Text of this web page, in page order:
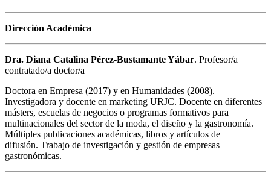
Dirección Académica
Dra. Diana Catalina Pérez-Bustamante Yábar. Profesor/a
contratado/a doctor/a
Doctora en Empresa (2017) y en Humanidades (2008).
Investigadora y docente en marketing URJC. Docente en diferentes
másters, escuelas de negocios o programas formativos para
multinacionales del sector de la moda, el diseño y la gastronomía.
Múltiples publicaciones académicas, libros y artículos de
difusión. Trabajo de investigación y gestión de empresas
gastronómicas.